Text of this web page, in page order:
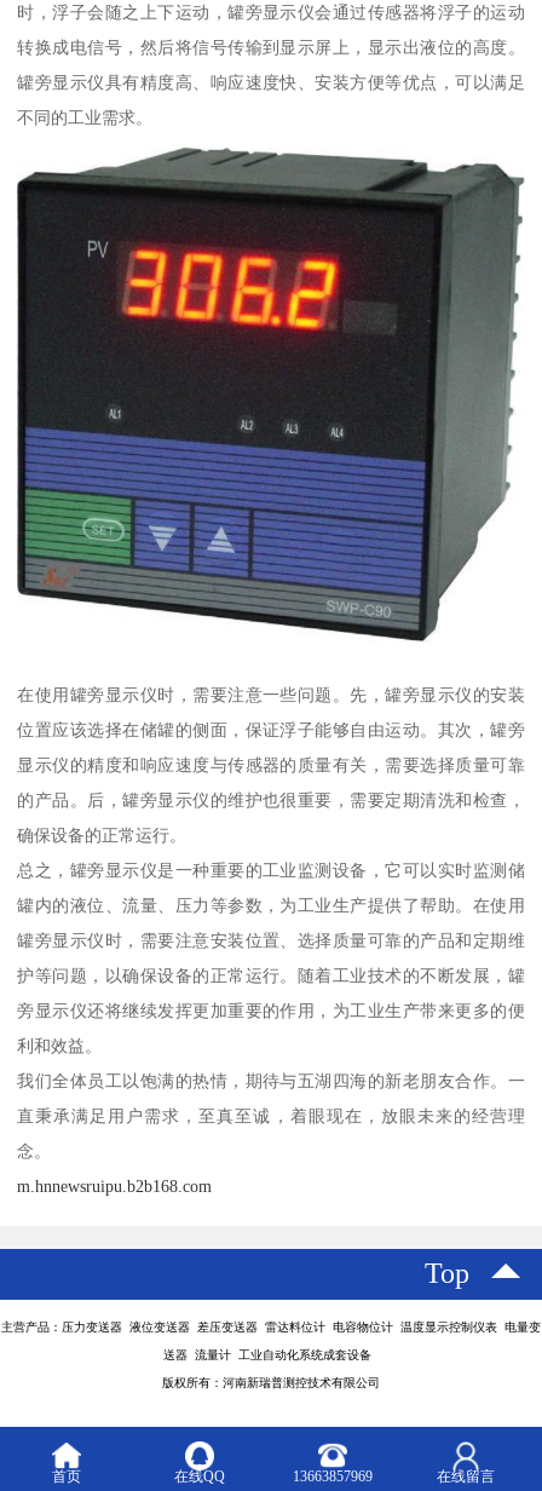
时，浮子会随之上下运动，罐旁显示仪会通过传感器将浮子的运动
转换成电信号，然后将信号传输到显示屏上，显示出液位的高度。
罐旁显示仪具有精度高、响应速度快、安装方便等优点，可以满足
不同的工业需求。
在使用罐旁显示仪时，需要注意一些问题。先，罐旁显示仪的安装
位置应该选择在储罐的侧面，保证浮子能够自由运动。其次，罐旁
显示仪的精度和响应速度与传感器的质量有关，需要选择质量可靠
的产品。后，罐旁显示仪的维护也很重要，需要定期清洗和检查，
确保设备的正常运行。
总之，罐旁显示仪是一种重要的工业监测设备，它可以实时监测储
罐内的液位、流量、压力等参数，为工业生产提供了帮助。在使用
罐旁显示仪时，需要注意安装位置、选择质量可靠的产品和定期维
护等问题，以确保设备的正常运行。随着工业技术的不断发展，罐
旁显示仪还将继续发挥更加重要的作用，为工业生产带来更多的便
利和效益。
我们全体员工以饱满的热情，期待与五湖四海的新老朋友合作。一
直秉承满足用户需求，至真至诚，着眼现在，放眼未来的经营理
念。
m.hnnewsruipu.b2b168.com
Top
主营产品：压力变送器 液位变送器 差压变送器 雷达料位计 电容物位计 温度显示控制仪表 电量变
送器 流量计 工业自动化系统成套设备
版权所有：河南新瑞普测控技术有限公司
首页 在线QQ 13663857969 在线留言